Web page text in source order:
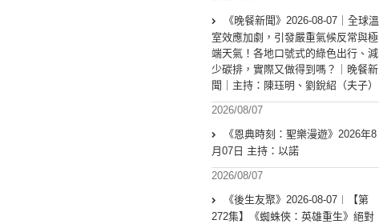
《晚餐新聞》2026-08-07｜全球溫
室效應加劇，引發嚴重氣候反常與極
端天氣！各地口號式的綠色出行、減
少碳排，實際又做得到嗎？｜晚餐新
聞｜主持：陳珏明、劉銳紹（夫子）
2026/08/07
《恩典時刻：聖樂漫遊》2026年8
月07日 主持：以諾
2026/08/07
《後生友聚》2026-08-07︱【第
272集】《蜘蛛俠：英雄重生》絕對